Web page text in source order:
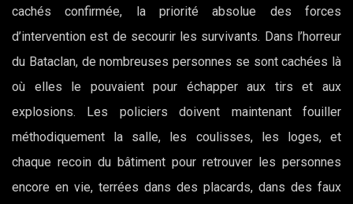
cachés confirmée, la priorité absolue des forces
d’intervention est de secourir les survivants. Dans l’horreur
du Bataclan, de nombreuses personnes se sont cachées là
où elles le pouvaient pour échapper aux tirs et aux
explosions. Les policiers doivent maintenant fouiller
méthodiquement la salle, les coulisses, les loges, et
chaque recoin du bâtiment pour retrouver les personnes
encore en vie, terrées dans des placards, dans des faux